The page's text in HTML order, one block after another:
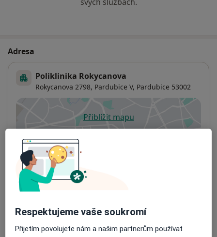
Adresa
Poliklinika Rokycanova
Rokycanova 2798, Pardubice V, Pardubice 53002
Přiblížit mapuse otevře v nové záložce
Dostupnost
Na této adrese online kalendář není aktivní
Co mám v takové situaci udělat?
Způsoby platby (soukromé návštěvy)
Detaily
Respektujeme vaše soukromí
Přijetím povolujete nám a našim partnerům používat